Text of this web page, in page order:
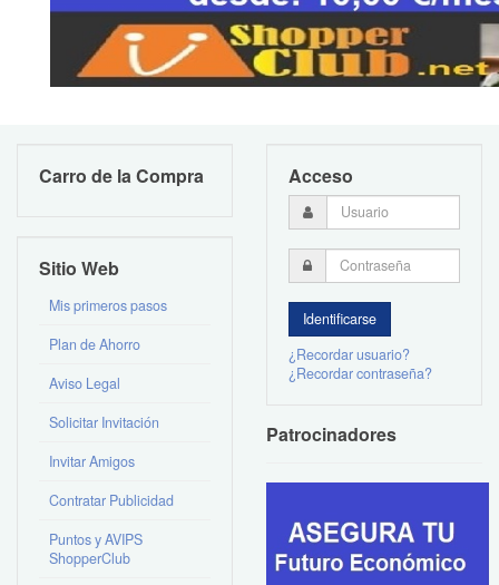
Carro de la Compra
Sitio Web
Mis primeros pasos
Plan de Ahorro
Aviso Legal
Solicitar Invitación
Invitar Amigos
Contratar Publicidad
Puntos y AVIPS
ShopperClub
Acceso
¿Recordar usuario?
¿Recordar contraseña?
Patrocinadores